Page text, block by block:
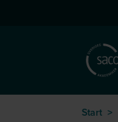
Start >